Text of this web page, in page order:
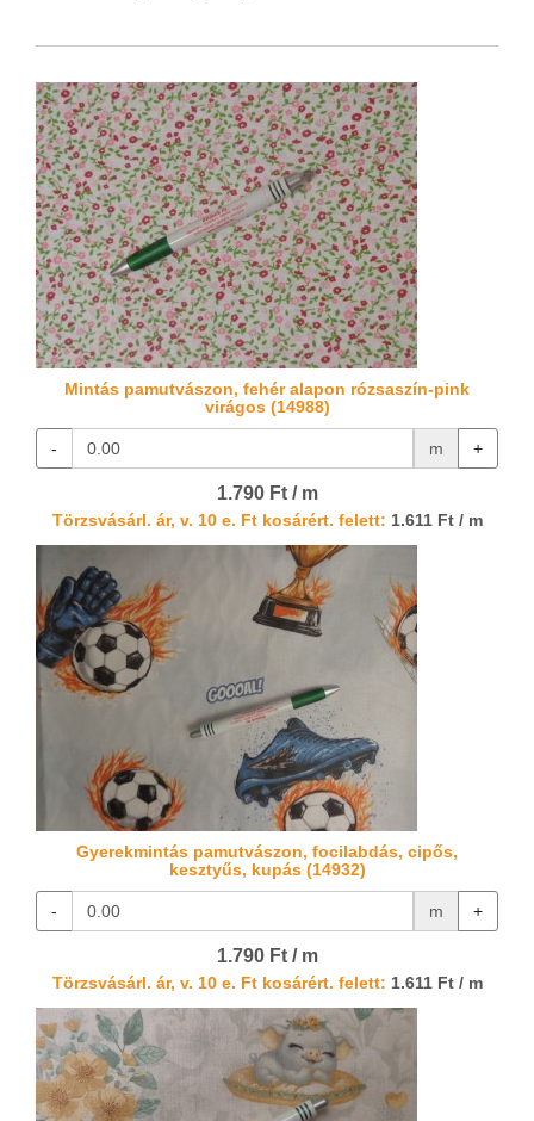
Mintás pamutvászon, fehér alapon rózsaszín-pink
virágos (14988)
- m +
1.790 Ft / m
Törzsvásárl. ár, v. 10 e. Ft kosárért. felett: 1.611 Ft / m
Gyerekmintás pamutvászon, focilabdás, cipős,
kesztyűs, kupás (14932)
- m +
1.790 Ft / m
Törzsvásárl. ár, v. 10 e. Ft kosárért. felett: 1.611 Ft / m